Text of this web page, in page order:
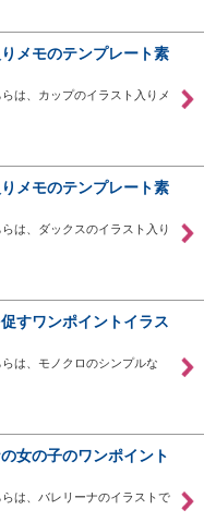
メモのテンプレート素
は、カップのイラスト入りメ
メモのテンプレート素
は、ダックスのイラスト入り
すワンポイントイラス
は、モノクロのシンプルな
女の子のワンポイント
は、バレリーナのイラストで